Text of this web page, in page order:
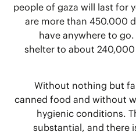
people of gaza will last for
are more than 450.000
have anywhere to
shelter to about 240,000
Without nothing but
canned food and without
hygienic conditions.
substantial, and there